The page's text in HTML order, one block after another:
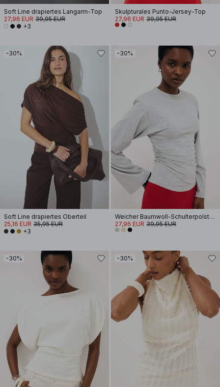
Soft Line drapiertes Langarm-Top
27,96 EUR 39,95 EUR
+3
Skulpturales Punto-Jersey-Top
27,96 EUR 39,95 EUR
-30%
Soft Line drapiertes Oberteil
25,16 EUR 35,95 EUR
+3
-30%
Weicher Baumwoll-Schulterpolster Langarm-T-Shirt
27,96 EUR 39,95 EUR
-30% -30%